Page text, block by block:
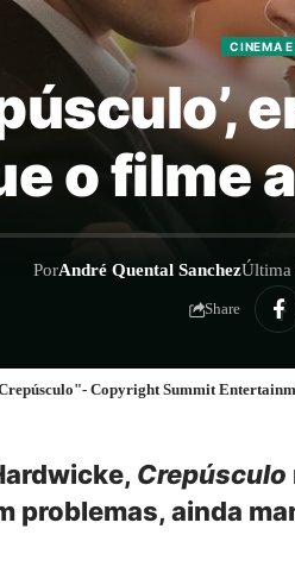
CINEMA
o filme
PorAndré Quental SanchezÚltima
Share
Copyright Summit
Crepúsculo
problemas, ainda